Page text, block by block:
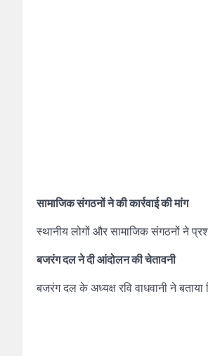
सामाजिक संगठनों ने की कार्रवाई की मांग
स्थानीय लोगों और सामाजिक संगठनों ने
बजरंग दल ने दी आंदोलन की चेतावनी
बजरंग दल के अध्यक्ष रवि वाधवानी ने